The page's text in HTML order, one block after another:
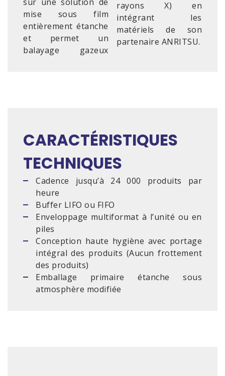
mise sous film
entièrement étanche
et permet un
balayage gazeux
rayons X) en
intégrant les
matériels de son
partenaire ANRITSU.
CARACTÉRISTIQUES
TECHNIQUES
Cadence jusqu’à 24 000 produits par
heure
Buffer LIFO ou FIFO
Enveloppage multiformat à l’unité ou en
piles
Conception haute hygiène avec portage
intégral des produits (Aucun frottement
des produits)
Emballage primaire étanche sous
atmosphère modifiée